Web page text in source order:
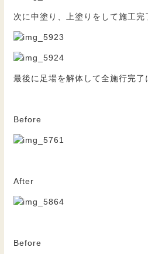
次に中塗り、上塗りをして施工完
最後に足場を解体して全施行完了
Before
After
Before